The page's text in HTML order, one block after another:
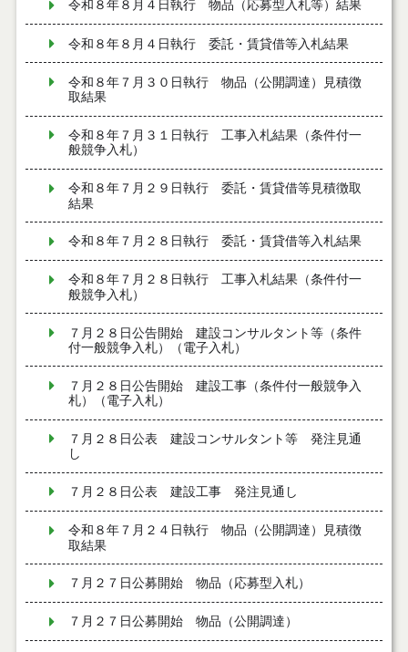
令和８年８月４日執行 物品（応募型入札等）結果
令和８年８月４日執行 委託・賃貸借等入札結果
令和８年７月３０日執行 物品（公開調達）見積徴
取結果
令和８年７月３１日執行 工事入札結果（条件付一
般競争入札）
令和８年７月２９日執行 委託・賃貸借等見積徴取
結果
令和８年７月２８日執行 委託・賃貸借等入札結果
令和８年７月２８日執行 工事入札結果（条件付一
般競争入札）
７月２８日公告開始 建設コンサルタント等（条件
付一般競争入札）（電子入札）
７月２８日公告開始 建設工事（条件付一般競争入
札）（電子入札）
７月２８日公表 建設コンサルタント等 発注見通
し
７月２８日公表 建設工事 発注見通し
令和８年７月２４日執行 物品（公開調達）見積徴
取結果
７月２７日公募開始 物品（応募型入札）
７月２７日公募開始 物品（公開調達）